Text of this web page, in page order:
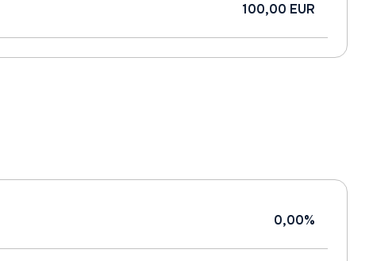
100,00 EUR
0,00%